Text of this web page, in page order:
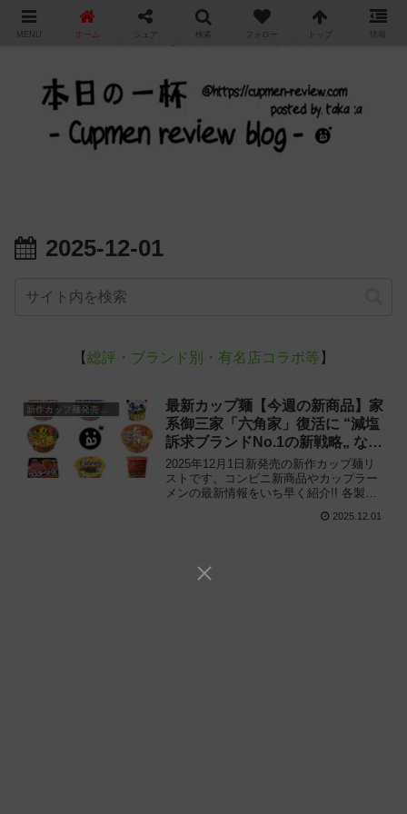
カップ麺の新商品をレビュー / アレンジするブログ
2025-12-01
【総評・ブランド別・有名店コラボ等 】
新作カップ麺発売予定
最新カップ麺【今週の新商品】家
系御三家「六角家」復活に “減塩
訴求ブランドNo.1の新戦略„ など
注目の新作まとめ！
2025年12月1日新発売の新作カップ麺リ
ストです。コンビニ新商品やカップラー
メンの最新情報をいち早く紹介!! 各製品
開の新作情報もありますので、カップ麺
2025.12.01
MENU ホーム シェア 検索 フォロー トップ 情報